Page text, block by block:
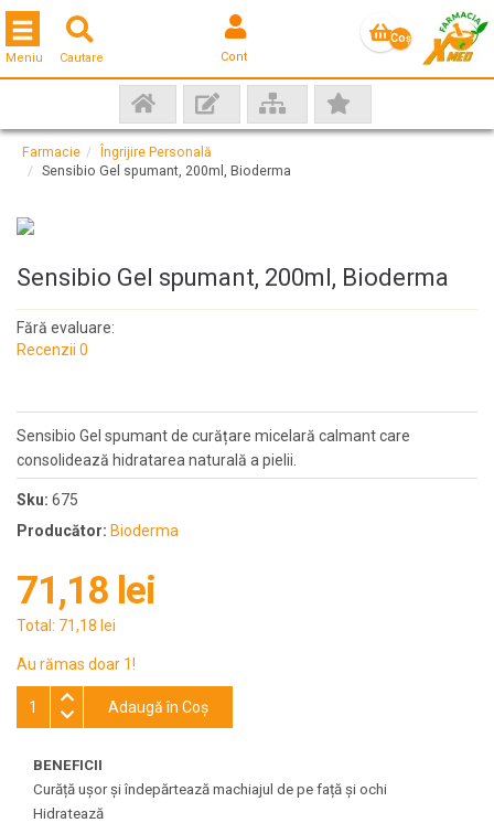
Cautare Cont
Coş
Toggle navigation
Meniu
Farmacie
Îngrijire Personală
Sensibio Gel spumant, 200ml, Bioderma
Sensibio Gel spumant, 200ml, Bioderma
Fără evaluare:
Recenzii 0
Sensibio Gel spumant de curățare micelară calmant care
consolidează hidratarea naturală a pielii.
Sku: 675
Producător: Bioderma
71,18 lei
Total: 71,18 lei
Au rămas doar 1!
Adaugă în Coş
BENEFICII
Curăță ușor și îndepărtează machiajul de pe față și ochi
Hidratează